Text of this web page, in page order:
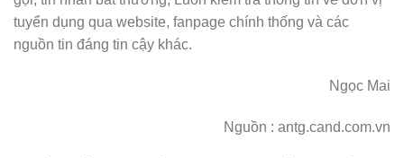
tuyển dụng qua website, fanpage chính thống và các
nguồn tin đáng tin cậy khác.
Ngọc Mai
Nguồn : antg.cand.com.vn